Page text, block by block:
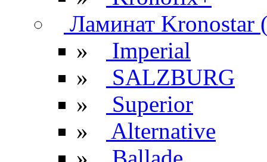
Ламинат Kronostar
»
Imperial
»
SALZBURG
»
Superior
»
Alternative